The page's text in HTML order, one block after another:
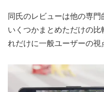
同氏のレビューは他の専
いくつかまとめただけの
れだけに一般ユーザーの視